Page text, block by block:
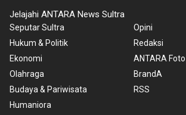
Jelajahi ANTARA News Sultra
Seputar Sultra
Hukum & Politik
Ekonomi
Olahraga
Budaya & Pariwisata
Humaniora
Opini
Redaksi
ANTARA Foto
BrandA
RSS